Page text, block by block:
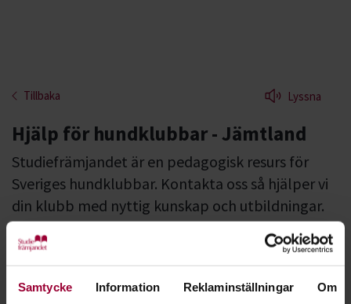
Samtycke Information Reklaminställningar Om
Tillbaka Lyssna
Hjälp för hundklubbar - Jämtland
Studiefrämjandet är en pedagogisk resurs för
Sveriges hundklubbar. Kontakta oss så hjälper vi
din klubb med nyttig kunskap och utbildningar.
Vi kan bland annat hjälpa er med:
Utbildningar för cirkelledare och instruktörer